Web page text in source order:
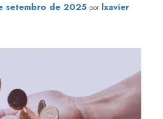
setembro de 2025 por lxavier